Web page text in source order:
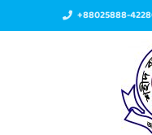
+88025888-